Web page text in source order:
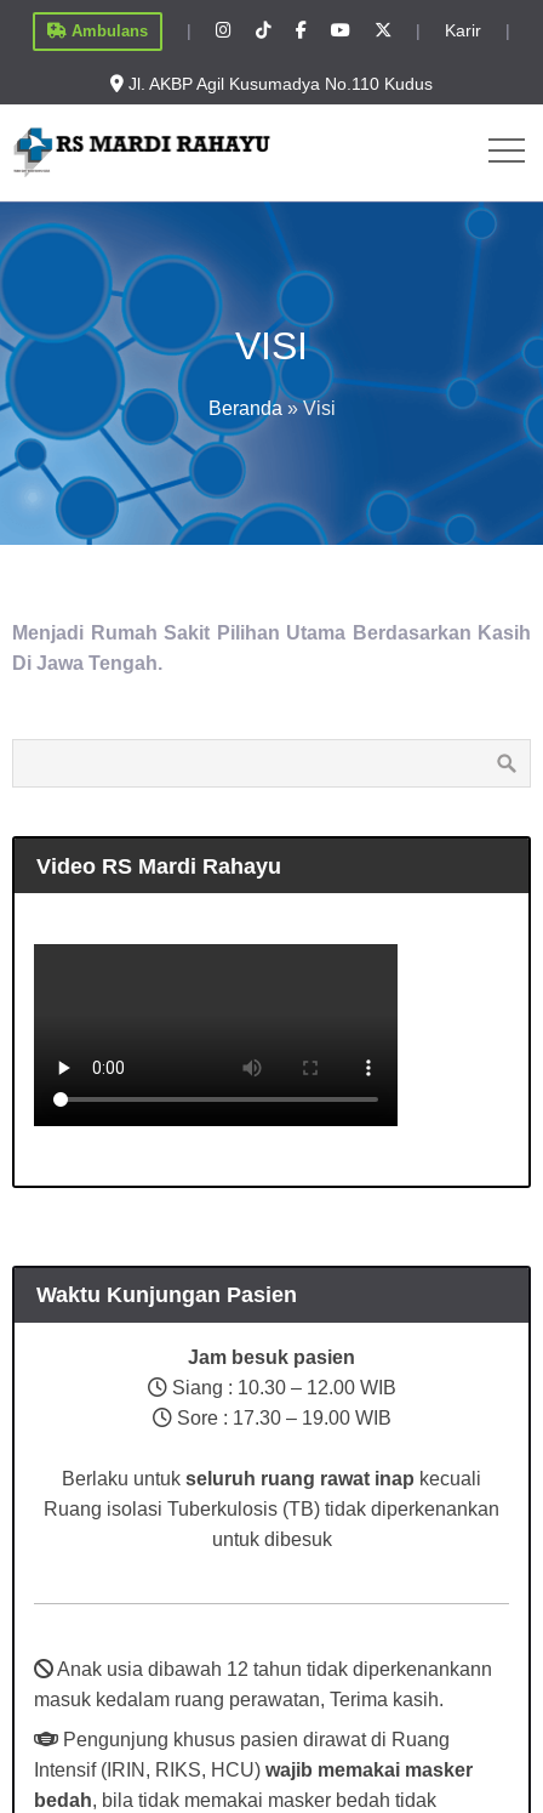
Ambulans | | Karir |
Jl. AKBP Agil Kusumadya No.110 Kudus
VISI
Beranda »Visi
Menjadi Rumah Sakit Pilihan Utama Berdasarkan Kasih
Di Jawa Tengah.
Video RS Mardi Rahayu
Waktu Kunjungan Pasien
Jam besuk pasien
Siang : 10.30 – 12.00 WIB
Sore : 17.30 – 19.00 WIB
Berlaku untuk seluruh ruang rawat inap kecuali
Ruang isolasi Tuberkulosis (TB) tidak diperkenankan
untuk dibesuk
Anak usia dibawah 12 tahun tidak diperkenankann
masuk kedalam ruang perawatan, Terima kasih.
Pengunjung khusus pasien dirawat di Ruang
Intensif (IRIN, RIKS, HCU) wajib memakai masker
bedah, bila tidak memakai masker bedah tidak